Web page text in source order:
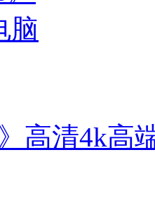
高清4k高